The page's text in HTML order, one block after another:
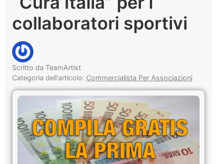
collaboratori sportivi
Scritto da TeamArtist
Categoria dell'articolo: Commercialista Per Associazioni